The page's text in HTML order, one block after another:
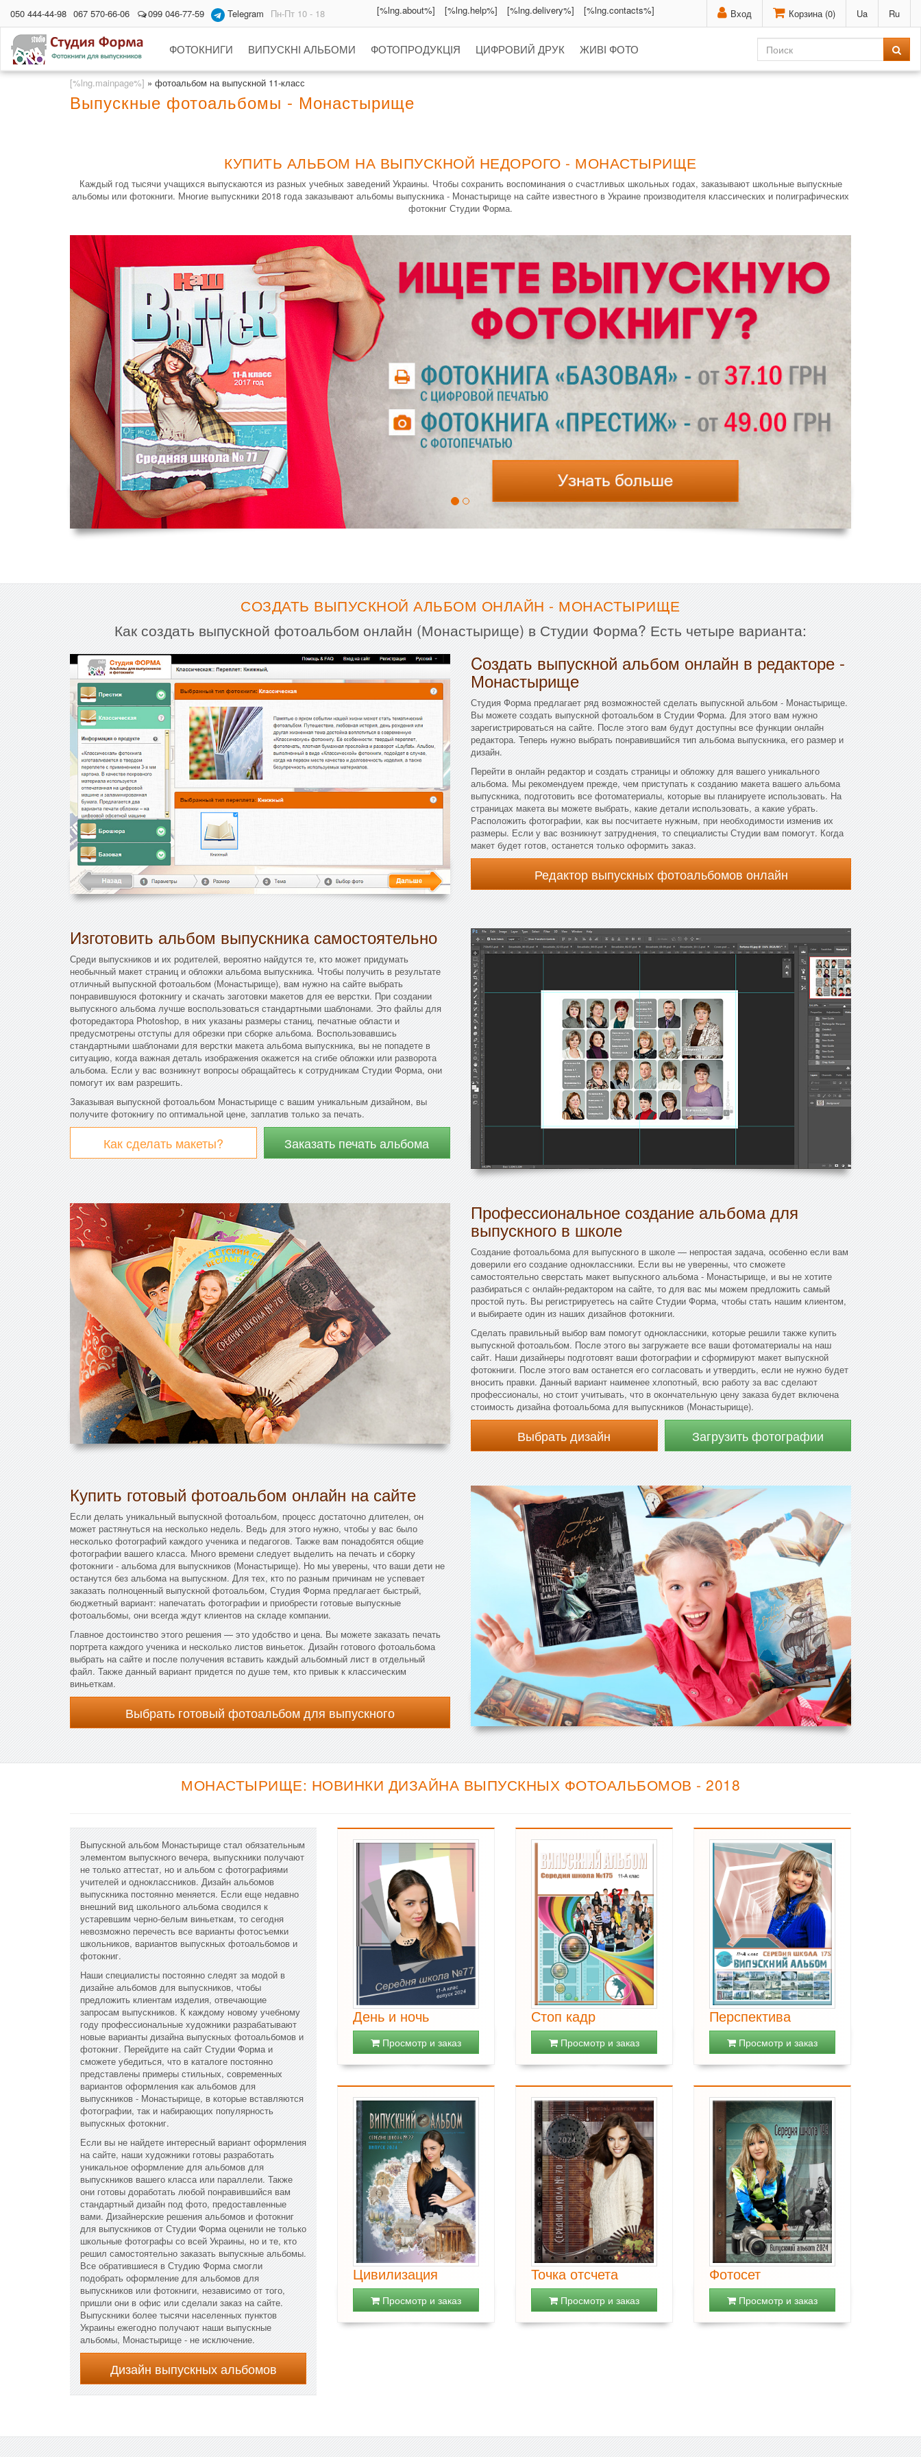
Вход Корзина (0) Ua Ru
050 444-44-98 067 570-66-06 099 046-77-59 Telegram Пн-Пт 10 - 18 [%lng.about%] [%lng.help%] [%lng.delivery%] [%lng.contacts%]
ФОТОКНИГИ ВИПУСКНІ АЛЬБОМИ ФОТОПРОДУКЦІЯ ЦИФРОВИЙ ДРУК ЖИВІ ФОТО
[%lng.mainpage%] » фотоальбом на выпускной 11-класс
Выпускные фотоальбомы - Монастырище
КУПИТЬ АЛЬБОМ НА ВЫПУСКНОЙ НЕДОРОГО - МОНАСТЫРИЩЕ
Каждый год тысячи учащихся выпускаются из разных учебных заведений Украины. Чтобы сохранить воспоминания о счастливых школьных годах, заказывают школьные выпускные
альбомы или фотокниги. Многие выпускники 2018 года заказывают альбомы выпускника - Монастырище на сайте известного в Украине производителя классических и полиграфических
фотокниг Студии Форма.
СОЗДАТЬ ВЫПУСКНОЙ АЛЬБОМ ОНЛАЙН - МОНАСТЫРИЩЕ
Как создать выпускной фотоальбом онлайн (Монастырище) в Студии Форма? Есть четыре варианта:
Cоздать выпускной альбом онлайн в редакторе -
Монастырище
Студия Форма предлагает ряд возможностей сделать выпускной альбом - Монастырище.
Вы можете создать выпускной фотоальбом в Студии Форма. Для этого вам нужно
зарегистрироваться на сайте. После этого вам будут доступны все функции онлайн
редактора. Теперь нужно выбрать понравившийся тип альбома выпускника, его размер и
дизайн.
Перейти в онлайн редактор и создать страницы и обложку для вашего уникального
альбома. Мы рекомендуем прежде, чем приступать к созданию макета вашего альбома
выпускника, подготовить все фотоматериалы, которые вы планируете использовать. На
страницах макета вы можете выбрать, какие детали использовать, а какие убрать.
Расположить фотографии, как вы посчитаете нужным, при необходимости изменив их
размеры. Если у вас возникнут затруднения, то специалисты Студии вам помогут. Когда
макет будет готов, останется только оформить заказ.
Редактор выпускных фотоальбомов онлайн
Изготовить альбом выпускника самостоятельно
Среди выпускников и их родителей, вероятно найдутся те, кто может придумать
необычный макет страниц и обложки альбома выпускника. Чтобы получить в результате
отличный выпускной фотоальбом (Монастырище), вам нужно на сайте выбрать
понравившуюся фотокнигу и скачать заготовки макетов для ее верстки. При создании
выпускного альбома лучше воспользоваться стандартными шаблонами. Это файлы для
фоторедактора Photoshop, в них указаны размеры станиц, печатные области и
предусмотрены отступы для обрезки при сборке альбома. Воспользовавшись
стандартными шаблонами для верстки макета альбома выпускника, вы не попадете в
ситуацию, когда важная деталь изображения окажется на сгибе обложки или разворота
альбома. Если у вас возникнут вопросы обращайтесь к сотрудникам Студии Форма, они
помогут их вам разрешить.
Заказывая выпускной фотоальбом Монастырище с вашим уникальным дизайном, вы
получите фотокнигу по оптимальной цене, заплатив только за печать.
Как сделать макеты? Заказать печать альбома
Профессиональное создание альбома для
выпускного в школе
Создание фотоальбома для выпускного в школе — непростая задача, особенно если вам
доверили его создание одноклассники. Если вы не уверенны, что сможете
самостоятельно сверстать макет выпускного альбома - Монастырище, и вы не хотите
разбираться с онлайн-редактором на сайте, то для вас мы можем предложить самый
простой путь. Вы регистрируетесь на сайте Студии Форма, чтобы стать нашим клиентом,
и выбираете один из наших дизайнов фотокниги.
Сделать правильный выбор вам помогут одноклассники, которые решили также купить
выпускной фотоальбом. После этого вы загружаете все ваши фотоматериалы на наш
сайт. Наши дизайнеры подготовят ваши фотографии и сформируют макет выпускной
фотокниги. После этого вам останется его согласовать и утвердить, если не нужно будет
вносить правки. Данный вариант наименее хлопотный, всю работу за вас сделают
профессионалы, но стоит учитывать, что в окончательную цену заказа будет включена
стоимость дизайна фотоальбома для выпускников (Монастырище).
Выбрать дизайн Загрузить фотографии
Купить готовый фотоальбом онлайн на сайте
Если делать уникальный выпускной фотоальбом, процесс достаточно длителен, он
может растянуться на несколько недель. Ведь для этого нужно, чтобы у вас было
несколько фотографий каждого ученика и педагогов. Также вам понадобятся общие
фотографии вашего класса. Много времени следует выделить на печать и сборку
фотокниги - альбома для выпускников (Монастырище). Но мы уверены, что ваши дети не
останутся без альбома на выпускном. Для тех, кто по разным причинам не успевает
заказать полноценный выпускной фотоальбом, Студия Форма предлагает быстрый,
бюджетный вариант: напечатать фотографии и приобрести готовые выпускные
фотоальбомы, они всегда ждут клиентов на складе компании.
Главное достоинство этого решения — это удобство и цена. Вы можете заказать печать
портрета каждого ученика и несколько листов виньеток. Дизайн готового фотоальбома
выбрать на сайте и после получения вставить каждый альбомный лист в отдельный
файл. Также данный вариант придется по душе тем, кто привык к классическим
виньеткам.
Выбрать готовый фотоальбом для выпускного
МОНАСТЫРИЩЕ: НОВИНКИ ДИЗАЙНА ВЫПУСКНЫХ ФОТОАЛЬБОМОВ - 2018
Выпускной альбом Монастырище стал обязательным
элементом выпускного вечера, выпускники получают
не только аттестат, но и альбом с фотографиями
учителей и одноклассников. Дизайн альбомов
выпускника постоянно меняется. Если еще недавно
внешний вид школьного альбома сводился к
устаревшим черно-белым виньеткам, то сегодня
невозможно перечесть все варианты фотосъемки
школьников, вариантов выпускных фотоальбомов и
фотокниг.
Наши специалисты постоянно следят за модой в
дизайне альбомов для выпускников, чтобы
предложить клиентам изделия, отвечающие
запросам выпускников. К каждому новому учебному
году профессиональные художники разрабатывают
новые варианты дизайна выпускных фотоальбомов и
фотокниг. Перейдите на сайт Студии Форма и
сможете убедиться, что в каталоге постоянно
представлены примеры стильных, современных
вариантов оформления как альбомов для
выпускников - Монастырище, в которые вставляются
фотографии, так и набирающих популярность
выпускных фотокниг.
Если вы не найдете интересный вариант оформления
на сайте, наши художники готовы разработать
уникальное оформление для альбомов для
выпускников вашего класса или параллели. Также
они готовы доработать любой понравившийся вам
стандартный дизайн под фото, предоставленные
вами. Дизайнерские решения альбомов и фотокниг
для выпускников от Студии Форма оценили не только
школьные фотографы со всей Украины, но и те, кто
решил самостоятельно заказать выпускные альбомы.
Все обратившиеся в Студию Форма смогли
подобрать оформление для альбомов для
выпускников или фотокниги, независимо от того,
пришли они в офис или сделали заказ на сайте.
Выпускники более тысячи населенных пунктов
Украины ежегодно получают наши выпускные
альбомы, Монастырище - не исключение.
Дизайн выпускных альбомов
День и ночь
Просмотр и заказ
Стоп кадр
Просмотр и заказ
Перспектива
Просмотр и заказ
Цивилизация
Просмотр и заказ
Точка отсчета
Просмотр и заказ
Фотосет
Просмотр и заказ